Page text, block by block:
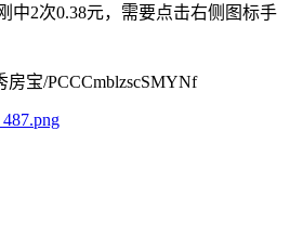
中2次0.38元，需要点击右侧图标手
宝/PCCCmblzscSMYNf